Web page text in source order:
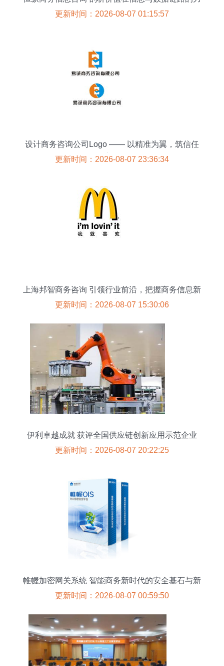
量
更新时间：2026-08-07 01:15:57
设计商务咨询公司Logo —— 以精准为翼，筑信任
之桥
更新时间：2026-08-07 23:36:34
上海邦智商务咨询 引领行业前沿，把握商务信息新
动态
更新时间：2026-08-07 15:30:06
伊利卓越成就 获评全国供应链创新应用示范企业
更新时间：2026-08-07 20:22:25
帷幄加密网关系统 智能商务新时代的安全基石与新
工业博览会聚焦数字化升级纪实
更新时间：2026-08-07 00:59:50